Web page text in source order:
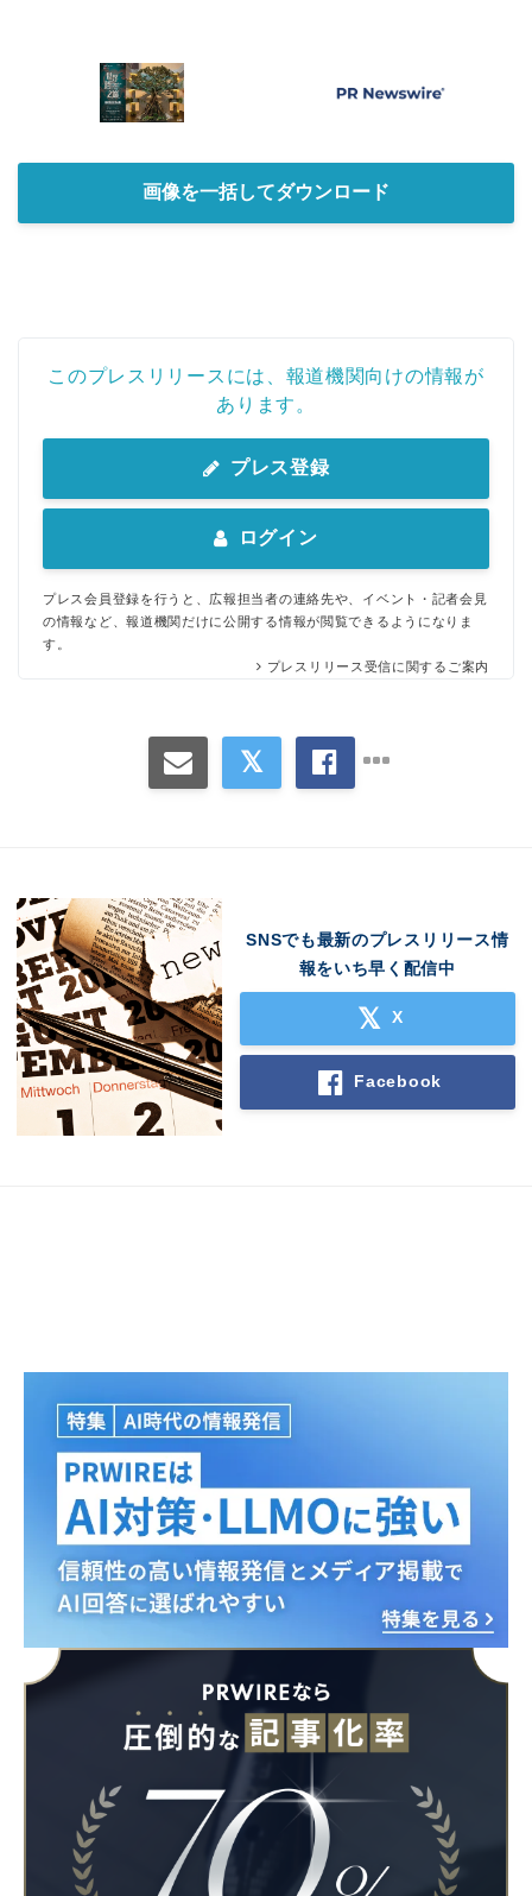
画像を一括してダウンロード
このプレスリリースには、報道機関向けの情報が
あります。
プレス登録
ログイン
プレス会員登録を行うと、広報担当者の連絡先や、イベント・記者会見
の情報など、報道機関だけに公開する情報が閲覧できるようになりま
す。
プレスリリース受信に関するご案内
SNSでも最新のプレスリリース情
報をいち早く配信中
X
Facebook